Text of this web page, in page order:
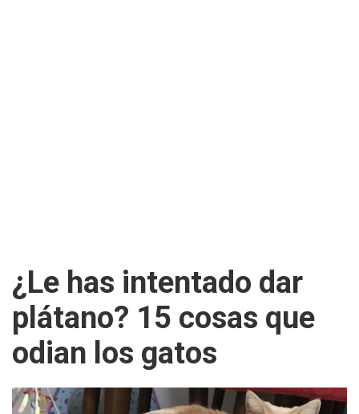
¿Le has intentado dar
plátano? 15 cosas que
odian los gatos